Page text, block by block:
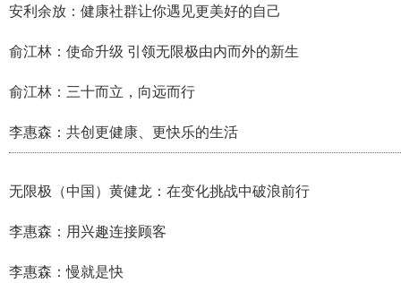
安利余放：健康社群让你遇见更美好的自己
俞江林：使命升级 引领无限极由内而外的新生
俞江林：三十而立，向远而行
李惠森：共创更健康、更快乐的生活
无限极（中国）黄健龙：在变化挑战中破浪前行
李惠森：用兴趣连接顾客
李惠森：慢就是快